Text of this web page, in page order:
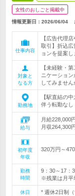
女性のおしごと掲載中
情報更新日：2026/06/04
仕事内容
【広告代理
取引】折込広
ョンを提案し
対象と
なる方
【未経験・
ニケーショ
してみません
勤務地
【駅直結の
伴う転勤なし
給与
月給228,000
月収264,300
初年度
年収
320万円～
勤務
時間
9：30～17：
※残業は月平
休日
* 週休2日制